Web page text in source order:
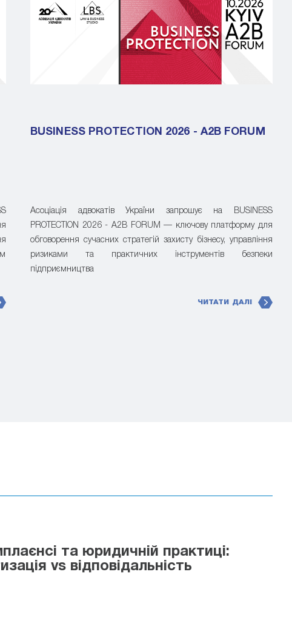
BUSINESS PROTECTION 2026 - A2B FORUM
Асоціація адвокатів України запрошує на BUSINESS
PROTECTION 2026 - A2B FORUM — ключову платформу для
обговорення сучасних стратегій захисту бізнесу, управління
ризиками та практичних інструментів безпеки
підприємництва
ЧИТАТИ ДАЛІ
та юридичній практиці:
vs відповідальність